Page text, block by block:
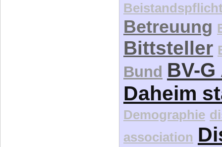
Betreuung
Bittsteller
Bund BV-
Daheim
Demographie
association